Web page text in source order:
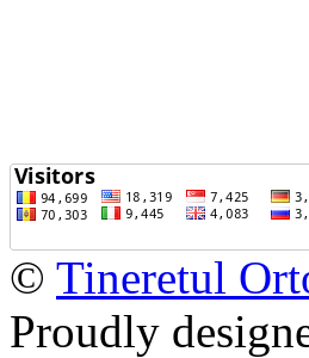
© Tineretul
Proudly